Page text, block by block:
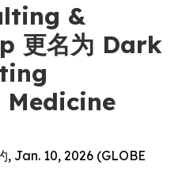
&
更名为 Dark
Medicine
, Jan. 10, 2026 (GLOBE